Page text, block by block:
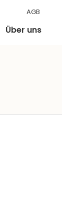
AGB
Über uns